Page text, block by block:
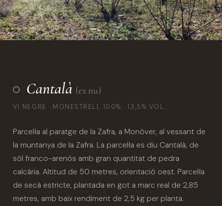
Cantalà (ex nu)
VI NEGRE · MONESTRELL 100% · 13,5% VOL.
Parcel·la al paratge de la Zafra, a Monòver, al vessant de
la muntanya de la Zafra. La parcel·la es diu Cantalà, de
sòl franco-arenós amb gran quantitat de pedra
calcària. Altitud de 50 metres, orientació oest. Parcel·la
de secà estricte, plantada en got a marc real de 2,85
metres, amb baix rendiment de 2,5 kg per planta.